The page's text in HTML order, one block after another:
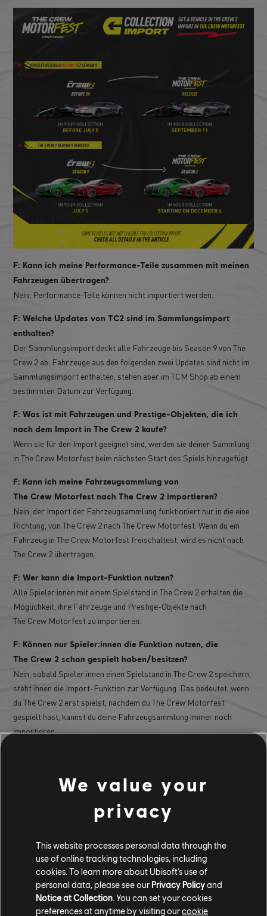
F: Kann ich meine Performance-Teile zusammen mit meinen
Fahrzeugen übertragen?
Nein, Performance-Teile können nicht importiert werden.
F: Welche Updates von TC2 sind im Sammlungsimport
enthalten?
Der Sammlungsimport deckt alle Fahrzeuge bis Season 9 von The
Crew 2 ab. Fahrzeuge aus den folgenden zwei Updates sind nicht im
Sammlungsimport enthalten, stehen aber im TCM Shop ab einem
bestimmten Datum zur Verfügung.
F: Was ist mit Fahrzeugen und Prestige-Objekten, die ich
nach dem Import in The Crew 2 kaufe?
Wenn sie für den Import geeignet sind, werden sie deiner Sammlung
in The Crew Motorfest beim nächsten Start des Spiels hinzugefügt.
F: Kann ich meine Fahrzeugsammlung von
The Crew Motorfest nach The Crew 2 importieren?
Nein, der Import der Fahrzeugsammlung funktioniert nur in die eine
Richtung, von The Crew 2 nach The Crew Motorfest. Wenn du ein
Fahrzeug in The Crew Motorfest freischaltest, wird es nicht nach
The Crew 2 übertragen.
F: Wer kann die Import-Funktion nutzen?
Alle Spieler:innen mit einem Spielstand in The Crew 2 erhalten die
Möglichkeit, ihre Fahrzeuge und Prestige-Objekte nach
The Crew Motorfest zu importieren.
F: Können nur Spieler:innen die Funktion nutzen, die
The Crew 2 schon gespielt haben/besitzen?
Nein, sobald Spieler:innen einen Spielstand in The Crew 2 speichern,
steht ihnen die Import-Funktion zur Verfügung. Das bedeutet, wenn
du The Crew 2 erst spielst, nachdem du The Crew Motorfest
gespielt hast, kannst du deine Fahrzeugsammlung immer noch
importieren.
Die Import-Funktion für deine Fahrzeugsammlung gibt es auf
PlayStation®5, PlayStation®4, Xbox Series X|S, Xbox One und PC.
F: Was ist, wenn ich Spielstände von The Crew 2 auf
Die Import-Funktion ist mit deinem Ubisoft-Konto verbunden. Wenn
du dasselbe Ubisoft-Konto auf verschiedenen Plattformen nutzt
(Stadia ausgenommen), werden deine Sammlungen kombiniert und
auf die neue Plattform übertragen.
We value your
privacy
This website processes personal data through the
use of online tracking technologies, including
cookies. To learn more about Ubisoft's use of
personal data, please see our Privacy Policyand
Notice at Collection . You can set your cookies
preferences at anytime by visiting ourcookie